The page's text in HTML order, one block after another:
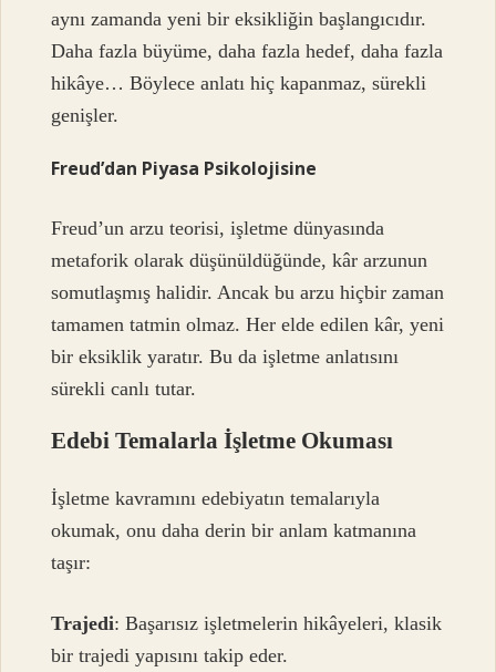
aynı zamanda yeni bir eksikliğin başlangıcıdır.
Daha fazla büyüme, daha fazla hedef, daha fazla
hikâye… Böylece anlatı hiç kapanmaz, sürekli
genişler.
Freud’dan Piyasa Psikolojisine
Freud’un arzu teorisi, işletme dünyasında
metaforik olarak düşünüldüğünde, kâr arzunun
somutlaşmış halidir. Ancak bu arzu hiçbir zaman
tamamen tatmin olmaz. Her elde edilen kâr, yeni
bir eksiklik yaratır. Bu da işletme anlatısını
sürekli canlı tutar.
Edebi Temalarla İşletme Okuması
İşletme kavramını edebiyatın temalarıyla
okumak, onu daha derin bir anlam katmanına
taşır:
Trajedi: Başarısız işletmelerin hikâyeleri, klasik
bir trajedi yapısını takip eder.